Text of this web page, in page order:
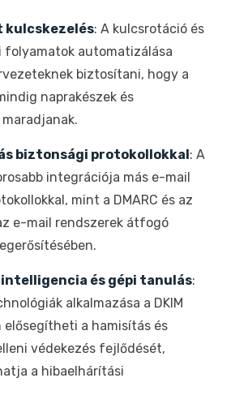
: A kulcsrotáció és
folyamatok automatizálása
biztosítani, hogy a
naprakészek és
biztonsági protokollokkal: A
integrációja más e-mail
mint a DMARC és az
e-mail rendszerek átfogó
és gépi tanulás:
alkalmazása a DKIM
elősegítheti a hamisítás és
védekezés fejlődését,
a hibaelhárítási